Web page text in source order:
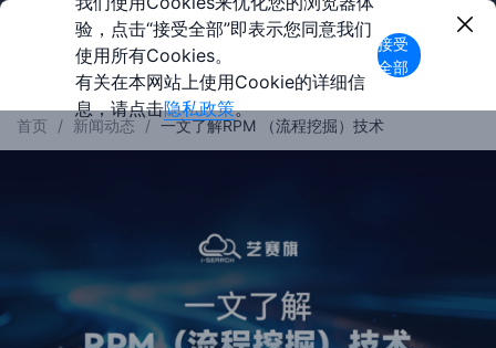
首页 / 新闻动态 / 一文了解RPM （流程挖掘）技术
验，点击“接受全部”即表示您同意我们
使用所有Cookies。
有关在本网站上使用Cookie的详细信
息，请点击隐私政策。
接受
全部